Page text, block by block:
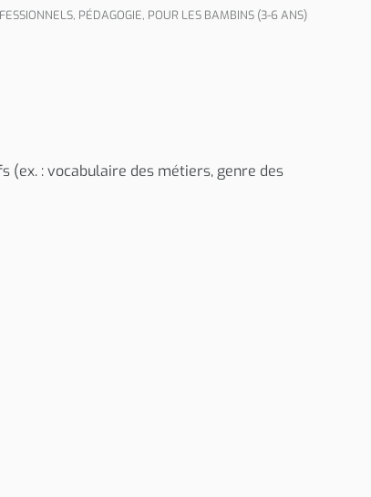
, PÉDAGOGIE, POUR LES BAMBINS (3-6 ANS)
(ex. : vocabulaire des métiers, genre des